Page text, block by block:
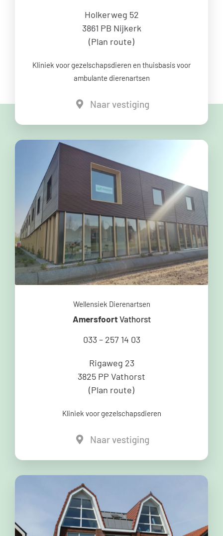
Holkerweg 52
3861 PB Nijkerk
(Plan route)
Kliniek voor gezelschapsdieren en thuisbasis voor
ambulante dierenartsen
Naar vestiging
Wellensiek Dierenartsen
Amersfoort Vathorst
033 – 257 14 03
Rigaweg 23
3825 PP Vathorst
(Plan route)
Kliniek voor gezelschapsdieren
Naar vestiging